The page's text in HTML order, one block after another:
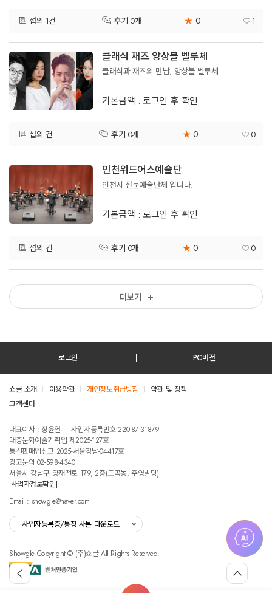
섭외 1건 후기 0개 ★ 0 1
클래식 재즈 앙상블 벨루체
클래식과 재즈의 만남, 앙상블 벨루체
기본금액 : 로그인 후 확인
섭외 건 후기 0개 ★ 0 0
인천위드어스예술단
인천시 전문예술단체 입니다.
기본금액 : 로그인 후 확인
섭외 건 후기 0개 ★ 0 0
더보기
홈
뒤
가
섭
외
공
고
맨
위
로
로그인 PC버전
쇼글 소개 이용약관 개인정보취급방침
약관 및 정책
고객센터
대표이사 : 장윤열
사업자등록번호 220-87-31879
대중문화예술기획업 제2025-127호
통신판매업신고 2025-서울강남-04417호
광고문의 02-598-4340
서울시 강남구 양재천로 179, 2층(도곡동, 주영빌딩)
[사업자정보확인]
Email : showgle@naver.com
사업자등록증/통장 사본 다운로드
Showgle Copyright © (주)쇼글 All Rights Reserved.